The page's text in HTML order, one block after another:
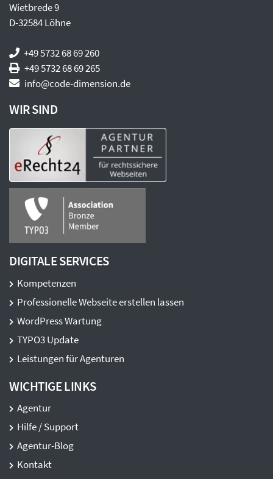
Wietbrede 9
D-32584Löhne
+49 5732 68 69 260
+49 5732 68 69 265
info@code-dimension.de
WIR SIND
DIGITALE SERVICES
Kompetenzen
Professionelle Webseite erstellen lassen
WordPress Wartung
TYPO3 Update
Leistungen für Agenturen
WICHTIGE LINKS
Agentur
Hilfe / Support
Agentur-Blog
Kontakt